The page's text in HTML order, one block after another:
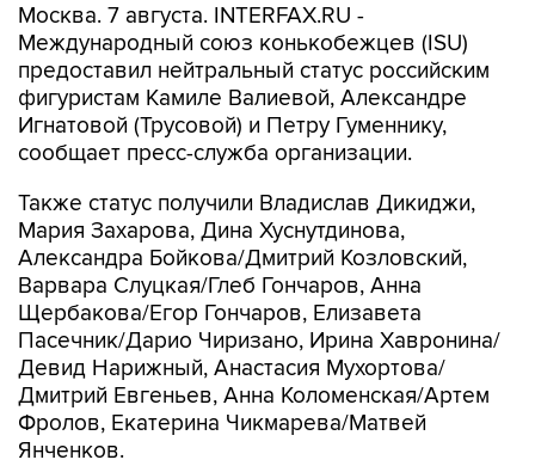
Москва. 7 августа. INTERFAX.RU -
Международный союз конькобежцев (ISU)
предоставил нейтральный статус российским
фигуристам Камиле Валиевой, Александре
Игнатовой (Трусовой) и Петру Гуменнику,
сообщает пресс-служба организации.
Также статус получили Владислав Дикиджи,
Мария Захарова, Дина Хуснутдинова,
Александра Бойкова/Дмитрий Козловский,
Варвара Слуцкая/Глеб Гончаров, Анна
Щербакова/Егор Гончаров, Елизавета
Пасечник/Дарио Чиризано, Ирина Хавронина/
Девид Нарижный, Анастасия Мухортова/
Дмитрий Евгеньев, Анна Коломенская/Артем
Фролов, Екатерина Чикмарева/Матвей
Янченков.